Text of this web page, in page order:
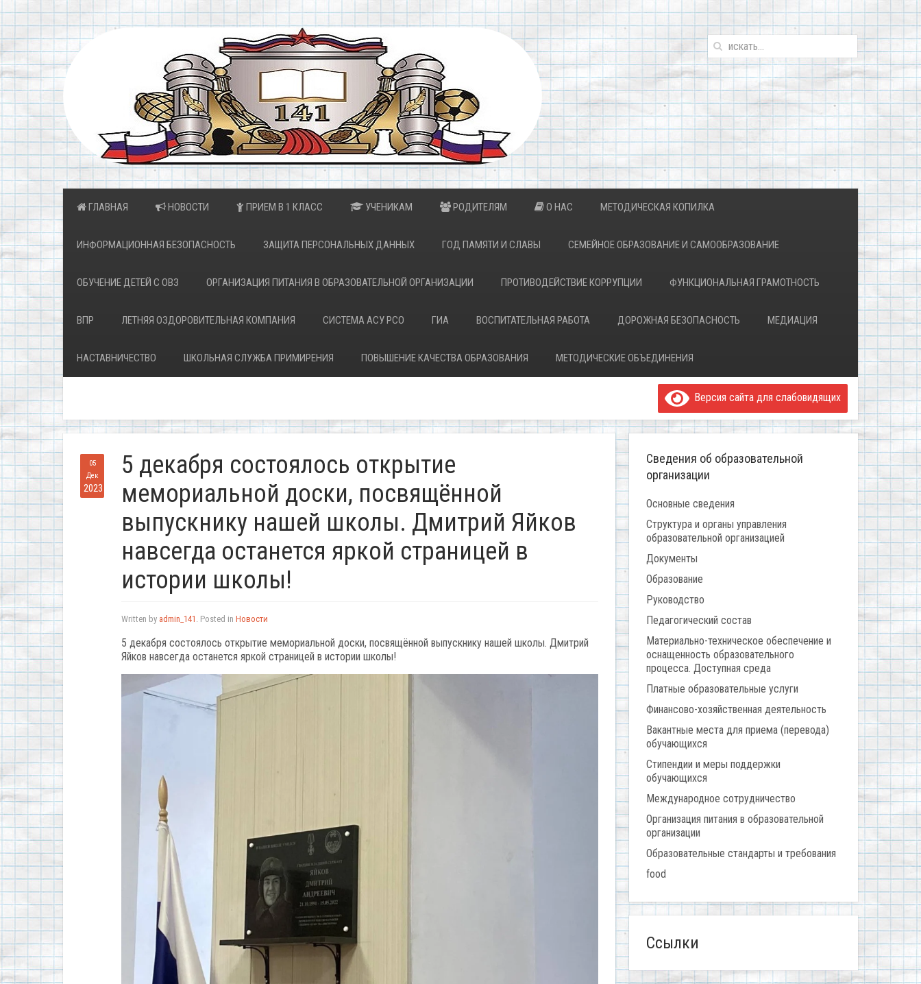
ГЛАВНАЯ НОВОСТИ ПРИЕМ В 1 КЛАСС УЧЕНИКАМ РОДИТЕЛЯМ О НАС МЕТОДИЧЕСКАЯ КОПИЛКА
ИНФОРМАЦИОННАЯ БЕЗОПАСНОСТЬ ЗАЩИТА ПЕРСОНАЛЬНЫХ ДАННЫХ ГОД ПАМЯТИ И СЛАВЫ СЕМЕЙНОЕ ОБРАЗОВАНИЕ И САМООБРАЗОВАНИЕ
ОБУЧЕНИЕ ДЕТЕЙ С ОВЗ ОРГАНИЗАЦИЯ ПИТАНИЯ В ОБРАЗОВАТЕЛЬНОЙ ОРГАНИЗАЦИИ ПРОТИВОДЕЙСТВИЕ КОРРУПЦИИ ФУНКЦИОНАЛЬНАЯ ГРАМОТНОСТЬ
ВПР ЛЕТНЯЯ ОЗДОРОВИТЕЛЬНАЯ КОМПАНИЯ СИСТЕМА АСУ РСО ГИА ВОСПИТАТЕЛЬНАЯ РАБОТА ДОРОЖНАЯ БЕЗОПАСНОСТЬ МЕДИАЦИЯ
НАСТАВНИЧЕСТВО ШКОЛЬНАЯ СЛУЖБА ПРИМИРЕНИЯ ПОВЫШЕНИЕ КАЧЕСТВА ОБРАЗОВАНИЯ МЕТОДИЧЕСКИЕ ОБЪЕДИНЕНИЯ
Версия сайта для слабовидящих
05
Дек
2023
5 декабря состоялось открытие
мемориальной доски, посвящённой
выпускнику нашей школы. Дмитрий Яйков
навсегда останется яркой страницей в
истории школы!
Written by admin_141 . Posted in Новости
5 декабря состоялось открытие мемориальной доски, посвящённой выпускнику нашей школы. Дмитрий
Яйков навсегда останется яркой страницей в истории школы!
Сведения об образовательной
организации
Основные сведения
Структура и органы управления
образовательной организацией
Документы
Образование
Руководство
Педагогический состав
Материально-техническое обеспечение и
оснащенность образовательного
процесса. Доступная среда
Платные образовательные услуги
Финансово-хозяйственная деятельность
Вакантные места для приема (перевода)
обучающихся
Стипендии и меры поддержки
обучающихся
Международное сотрудничество
Организация питания в образовательной
организации
Образовательные стандарты и требования
food
Ссылки